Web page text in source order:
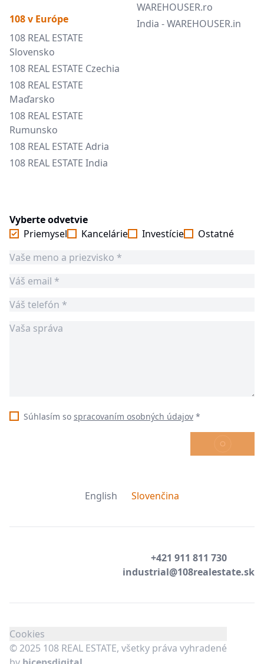
108 v Európe
108 REAL ESTATE
Slovensko
108 REAL ESTATE Czechia
108 REAL ESTATE
Maďarsko
108 REAL ESTATE
Rumunsko
108 REAL ESTATE Adria
108 REAL ESTATE India
WAREHOUSER.ro
India - WAREHOUSER.in
Vyberte odvetvie
Priemysel
Kancelárie Investície Ostatné
Súhlasím so spracovaním osobných údajov *
ODOSLAŤ
English Slovenčina
+421 911 811 730
industrial@108realestate.sk
Cookies
© 2025 108 REAL ESTATE, všetky práva vyhradené